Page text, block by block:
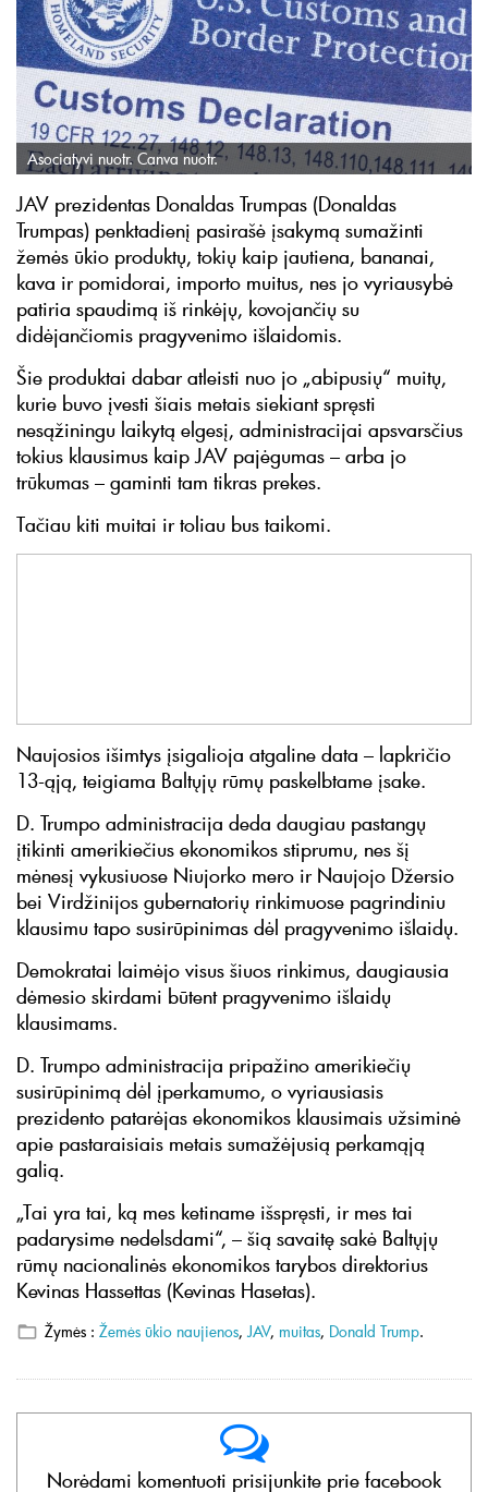
Asociatyvi nuotr. Canva nuotr.
JAV prezidentas Donaldas Trumpas (Donaldas
Trumpas) penktadienį pasirašė įsakymą sumažinti
žemės ūkio produktų, tokių kaip jautiena, bananai,
kava ir pomidorai, importo muitus, nes jo vyriausybė
patiria spaudimą iš rinkėjų, kovojančių su
didėjančiomis pragyvenimo išlaidomis.
Šie produktai dabar atleisti nuo jo „abipusių“ muitų,
kurie buvo įvesti šiais metais siekiant spręsti
nesąžiningu laikytą elgesį, administracijai apsvarsčius
tokius klausimus kaip JAV pajėgumas – arba jo
trūkumas – gaminti tam tikras prekes.
Tačiau kiti muitai ir toliau bus taikomi.
Naujosios išimtys įsigalioja atgaline data – lapkričio
13-ąją, teigiama Baltųjų rūmų paskelbtame įsake.
D. Trumpo administracija deda daugiau pastangų
įtikinti amerikiečius ekonomikos stiprumu, nes šį
mėnesį vykusiuose Niujorko mero ir Naujojo Džersio
bei Virdžinijos gubernatorių rinkimuose pagrindiniu
klausimu tapo susirūpinimas dėl pragyvenimo išlaidų.
Demokratai laimėjo visus šiuos rinkimus, daugiausia
dėmesio skirdami būtent pragyvenimo išlaidų
klausimams.
D. Trumpo administracija pripažino amerikiečių
susirūpinimą dėl įperkamumo, o vyriausiasis
prezidento patarėjas ekonomikos klausimais užsiminė
apie pastaraisiais metais sumažėjusią perkamąją
galią.
„Tai yra tai, ką mes ketiname išspręsti, ir mes tai
padarysime nedelsdami“, – šią savaitę sakė Baltųjų
rūmų nacionalinės ekonomikos tarybos direktorius
Kevinas Hassettas (Kevinas Hasetas).
Žymės : Žemės ūkio naujienos,JAV, muitas, Donald Trump.
Norėdami komentuoti prisijunkite prie facebook